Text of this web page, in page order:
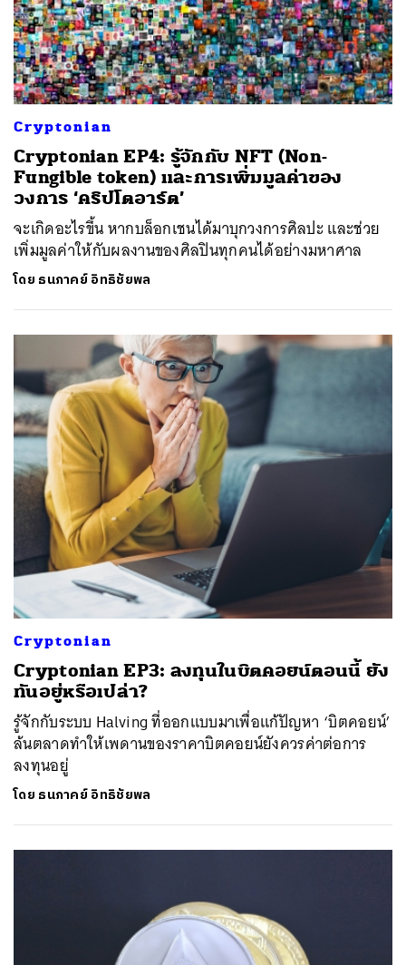
Cryptonian
Cryptonian EP4: รู้จักกับ NFT (Non-
Fungible token) และการเพิ่มมูลค่าของ
วงการ ‘คริปโตอาร์ต’
จะเกิดอะไรขึ้น หากบล็อกเชนได้มาบุกวงการศิลปะ และช่วย
เพิ่มมูลค่าให้กับผลงานของศิลปินทุกคนได้อย่างมหาศาล
โดย ธนภาคย์ อิทธิชัยพล
Cryptonian
Cryptonian EP3: ลงทุนในบิตคอยน์ตอนนี้ ยัง
ทันอยู่หรือเปล่า?
รู้จักกับระบบ Halving ที่ออกแบบมาเพื่อแก้ปัญหา ‘บิตคอยน์’
ล้นตลาดทำให้เพดานของราคาบิตคอยน์ยังควรค่าต่อการ
ลงทุนอยู่
โดย ธนภาคย์ อิทธิชัยพล